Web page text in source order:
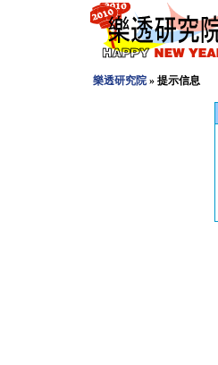
樂透研究院» 提示信息